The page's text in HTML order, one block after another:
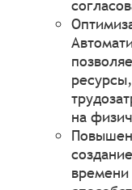
на
времени